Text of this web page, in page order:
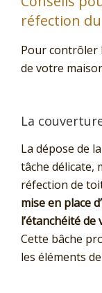
réfection
Pour contrôler
de votre
La
La dépose de
tâche délicate,
réfection de
mise en place
l’étanchéité
Cette bâche
les éléments